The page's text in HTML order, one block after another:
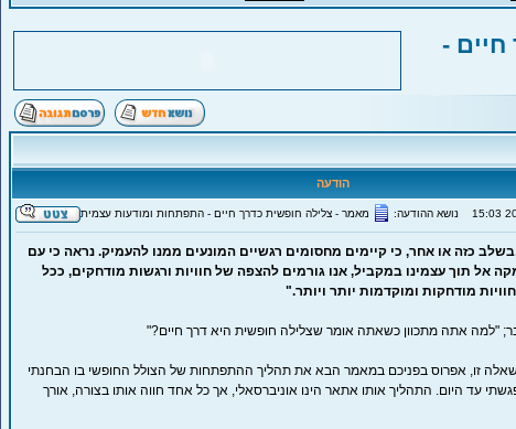
-
הודעה
נושא ההודעה: מאמר - צלילה חופשית כדרך חיים - התפתחות ומודעות עצמית
כזה או אחר, כי קיימים מחסומים רגשיים המונעים ממנו להעמיק. נראה כי עם
אל תוך עצמינו במקביל, אנו גורמים להצפה של חוויות ורגשות מודחקים, ככל
מודחקות ומוקדמות יותר ויותר."
"למה אתה מתכוון כשאתה אומר שצלילה חופשית היא דרך חיים?"
זו, אפרוס בפניכם במאמר הבא את תהליך ההתפתחות של הצולל החופשי בו הבחנתי
עד היום. התהליך אותו אתאר הינו אוניברסאלי, אך כל אחד חווה אותו בצורה, אורך